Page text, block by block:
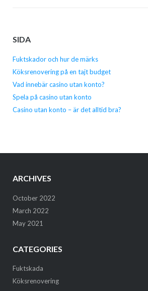
SIDA
Fuktskador och hur de märks
Köksrenovering på en tajt budget
Vad innebär casino utan konto?
Spela på casino utan konto
Casino utan konto – är det alltid bra?
ARCHIVES
October 2022
March 2022
May 2021
CATEGORIES
Fuktskada
Köksrenovering